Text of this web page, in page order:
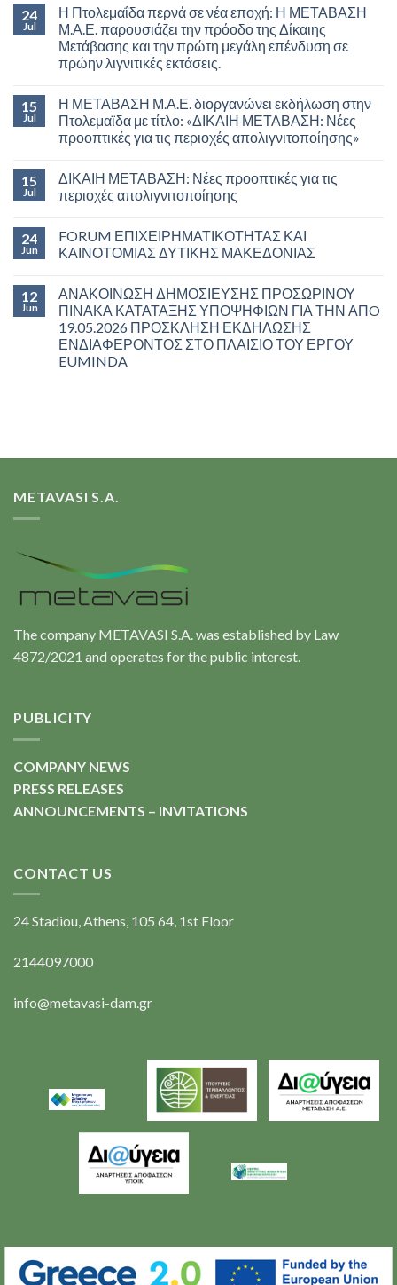
24
Jul
Η Πτολεμαΐδα περνά σε νέα εποχή: Η ΜΕΤΑΒΑΣΗ
Μ.Α.Ε. παρουσιάζει την πρόοδο της Δίκαιης
Μετάβασης και την πρώτη μεγάλη επένδυση σε
πρώην λιγνιτικές εκτάσεις.
15
Jul
Η ΜΕΤΑΒΑΣΗ Μ.Α.Ε. διοργανώνει εκδήλωση στην
Πτολεμαϊδα με τίτλο: «ΔΙΚΑΙΗ ΜΕΤΑΒΑΣΗ: Νέες
προοπτικές για τις περιοχές απολιγνιτοποίησης»
15
Jul
ΔΙΚΑΙΗ ΜΕΤΑΒΑΣΗ: Νέες προοπτικές για τις
περιοχές απολιγνιτοποίησης
24
Jun
FORUM ΕΠΙΧΕΙΡΗΜΑΤΙΚΟΤΗΤΑΣ ΚΑΙ
ΚΑΙΝΟΤΟΜΙΑΣ ΔΥΤΙΚΗΣ ΜΑΚΕΔΟΝΙΑΣ
12
Jun
ΑΝΑΚΟΙΝΩΣΗ ΔΗΜΟΣΙΕΥΣΗΣ ΠΡΟΣΩΡΙΝΟΥ
ΠΙΝΑΚΑ ΚΑΤΑΤΑΞΗΣ ΥΠΟΨΗΦΙΩΝ ΓΙΑ ΤΗΝ ΑΠO
19.05.2026 ΠΡΟΣΚΛΗΣΗ ΕΚΔΗΛΩΣΗΣ
ΕΝΔΙΑΦΕΡΟΝΤΟΣ ΣΤΟ ΠΛΑΙΣΙΟ ΤΟΥ ΕΡΓΟΥ
EUMINDA
METAVASI S.A.
The company METAVASI S.A. was established by Law
4872/2021 and operates for the public interest.
PUBLICITY
COMPANY NEWS
PRESS RELEASES
ANNOUNCEMENTS – INVITATIONS
CONTACT US
24 Stadiou, Athens, 105 64, 1st Floor
2144097000
info@metavasi-dam.gr